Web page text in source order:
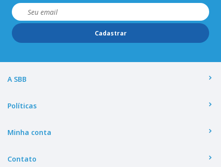
Cadastrar
A SBB
Políticas
Minha conta
Contato